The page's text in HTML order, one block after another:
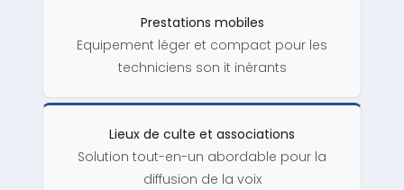
Prestations mobiles
Equipement léger et compact pour les
techniciens son it inérants
Lieux de culte et associations
Solution tout-en-un abordable pour la
diffusion de la voix